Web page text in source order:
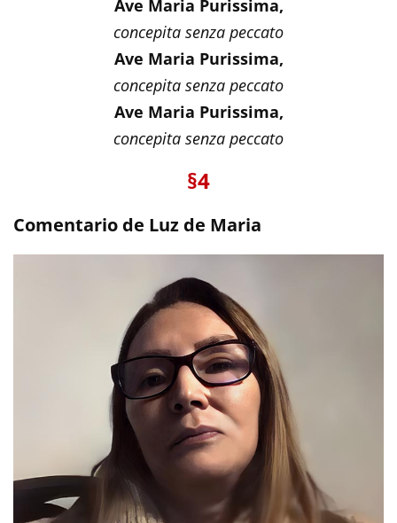
Ave Maria Purissima,
concepita senza peccato
Ave Maria Purissima,
concepita senza peccato
Ave Maria Purissima,
concepita senza peccato
§4
Comentario de Luz de Maria